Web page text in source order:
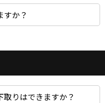
か？
りはできますか？